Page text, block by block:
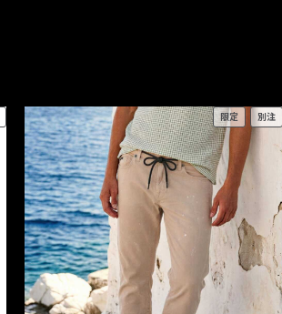
限定 別注